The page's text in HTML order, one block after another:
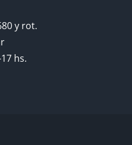
y rot.
hs.